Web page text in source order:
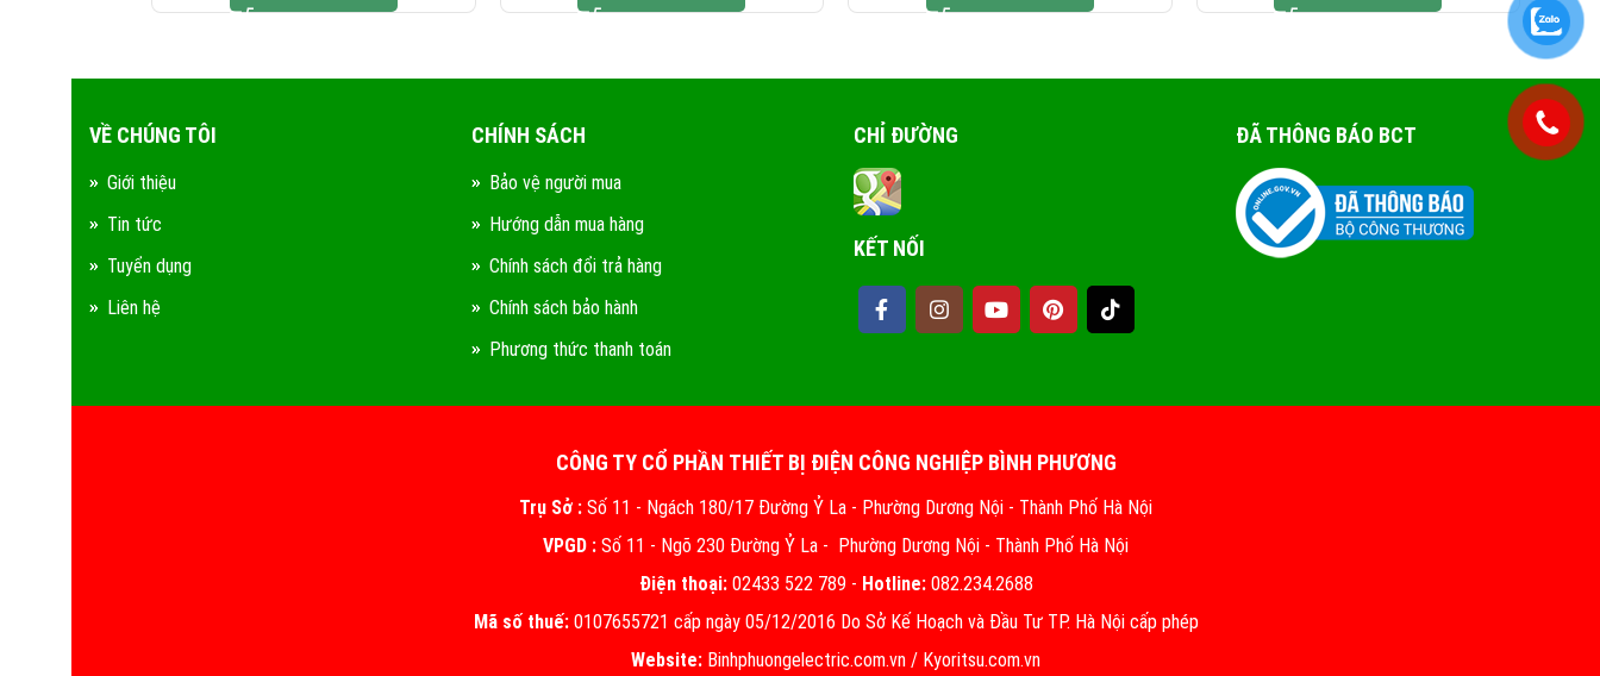
VỀ CHÚNG TÔI
Giới thiệu
Tin tức
Tuyển dụng
Liên hệ
CHÍNH SÁCH
Bảo vệ người mua
Hướng dẫn mua hàng
Chính sách đổi trả hàng
Chính sách bảo hành
Phương thức thanh toán
CHỈ ĐƯỜNG
KẾT NỐI
ĐÃ THÔNG BÁO BCT
CÔNG TY CỔ PHẦN THIẾT BỊ ĐIỆN CÔNG NGHIỆP BÌNH PHƯƠNG
Trụ Sở : Số 11 - Ngách 180/17 Đường Ỷ La - Phường Dương Nội - Thành Phố Hà Nội
VPGD : Số 11 - Ngõ 230 Đường Ỷ La - Phường Dương Nội - Thành Phố Hà Nội
Điện thoại:02433 522 789 - Hotline:082.234.2688
Mã số thuế:0107655721 cấp ngày 05/12/2016 Do Sở Kế Hoạch và Đầu Tư TP. Hà Nội cấp phép
Website: Binhphuongelectric.com.vn / Kyoritsu.com.vn